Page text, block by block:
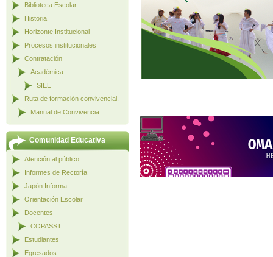
Biblioteca Escolar
Historia
Horizonte Institucional
Procesos institucionales
Contratación
Académica
SIEE
Ruta de formación convivencial.
Manual de Convivencia
Comunidad Educativa
Atención al público
Informes de Rectoría
Japón Informa
Orientación Escolar
Docentes
COPASST
Estudiantes
Egresados